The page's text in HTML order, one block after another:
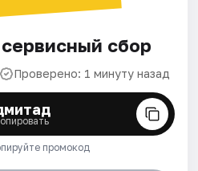
сбор
Проверено: 1 минуту назад
промокод